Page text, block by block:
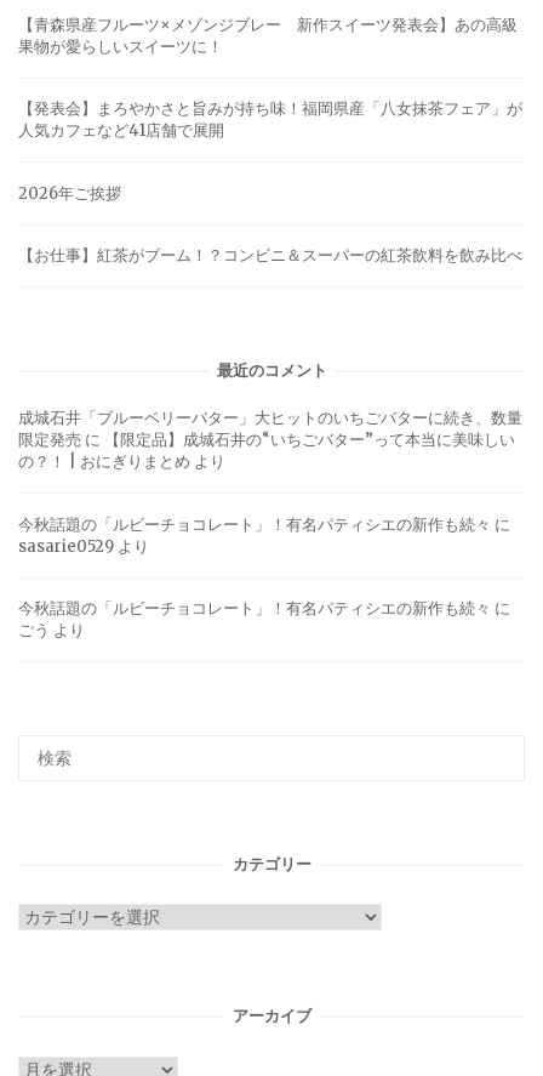
【青森県産フルーツ×メゾンジブレー 新作スイーツ発表会】あの高級
果物が愛らしいスイーツに！
【発表会】まろやかさと旨みが持ち味！福岡県産「八女抹茶フェア」が
人気カフェなど41店舗で展開
2026年ご挨拶
【お仕事】紅茶がブーム！？コンビニ＆スーパーの紅茶飲料を飲み比べ
最近のコメント
成城石井「ブルーベリーバター」大ヒットのいちごバターに続き、数量
限定発売 に
【限定品】成城石井の“いちごバター”って本当に美味しい
の？！ | おにぎりまとめ より
今秋話題の「ルビーチョコレート」！有名パティシエの新作も続々 に
sasarie0529 より
今秋話題の「ルビーチョコレート」！有名パティシエの新作も続々 に
ごう より
カテゴリー
カ
アーカイブ
ア